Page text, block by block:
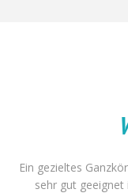
Ein gezieltes
sehr gut geeignet